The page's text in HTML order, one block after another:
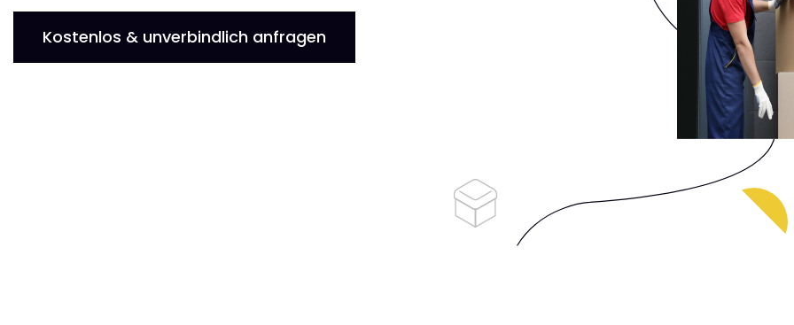
Kostenlos & unverbindlich anfragen